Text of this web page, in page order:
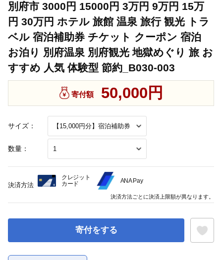
別府市 3000円 15000円 3万円 9万円 15万
円 30万円 ホテル 旅館 温泉 旅行 観光 トラ
ベル 宿泊補助券 チケット クーポン 宿泊
お泊り 別府温泉 別府観光 地獄めぐり 旅 お
すすめ 人気 体験型 節約_B030-003
サイズ：
数量：
寄付額 50,000円
寄付をする
決済方法
クレジット
カード
ANA Pay
決済方法ごとに決済上限額が異なります。